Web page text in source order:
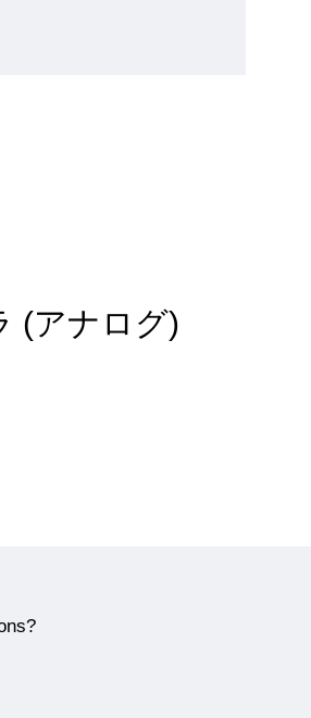
(アナログ)